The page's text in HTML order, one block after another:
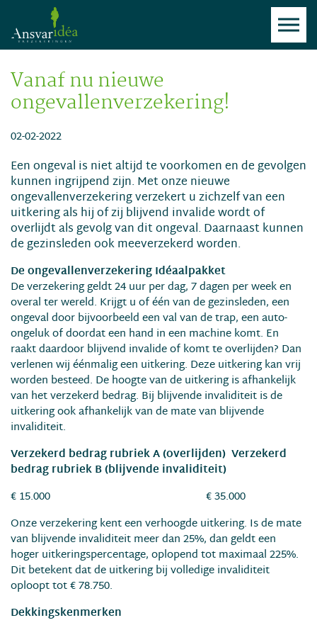
Vanaf nu nieuwe
ongevallenverzekering!
02-02-2022
Een ongeval is niet altijd te voorkomen en de gevolgen
kunnen ingrijpend zijn. Met onze nieuwe
ongevallenverzekering verzekert u zichzelf van een
uitkering als hij of zij blijvend invalide wordt of
overlijdt als gevolg van dit ongeval. Daarnaast kunnen
de gezinsleden ook meeverzekerd worden.
De ongevallenverzekering Idéaalpakket
De verzekering geldt 24 uur per dag, 7 dagen per week en
overal ter wereld. Krijgt u of één van de gezinsleden, een
ongeval door bijvoorbeeld een val van de trap, een auto-
ongeluk of doordat een hand in een machine komt. En
raakt daardoor blijvend invalide of komt te overlijden? Dan
verlenen wij éénmalig een uitkering. Deze uitkering kan vrij
worden besteed. De hoogte van de uitkering is afhankelijk
van het verzekerd bedrag. Bij blijvende invaliditeit is de
uitkering ook afhankelijk van de mate van blijvende
invaliditeit.
Verzekerd bedrag rubriek A (overlijden) Verzekerd
bedrag rubriek B (blijvende invaliditeit)
€ 15.000 € 35.000
Onze verzekering kent een verhoogde uitkering. Is de mate
van blijvende invaliditeit meer dan 25%, dan geldt een
hoger uitkeringspercentage, oplopend tot maximaal 225%.
Dit betekent dat de uitkering bij volledige invaliditeit
oploopt tot € 78.750.
Dekkingskenmerken